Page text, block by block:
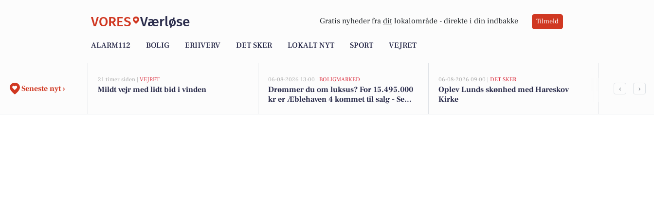
VORES Værløse Gratis nyheder fra dit lokalområde - direkte i din indbakke Tilmeld
ALARM112 BOLIG ERHVERV DET SKER LOKALT NYT SPORT VEJRET
Seneste nyt ›
21 timer siden | VEJRET
Mildt vejr med lidt bid i vinden
06-08-2026 13:00 | BOLIGMARKED
Drømmer du om luksus? For 15.495.000
kr er Æblehaven 4 kommet til salg - Se
06-08-2026 09:00 | DET SKER
Oplev Lunds skønhed med Hareskov
Kirke
Top 6 over
‹ ›